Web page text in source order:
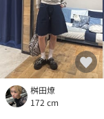
桝田燎
172 cm